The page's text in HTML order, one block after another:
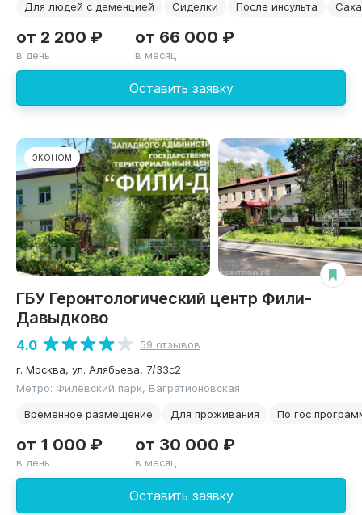
Для людей с деменцией Сиделки После инсульта
Оставить заявку
от 2 200 ₽
в день
от 66 000 ₽
в месяц
ЭКОНОМ
ГБУ Геронтологический центр Фили-
Давыдково
4.0
59 отзывов
г. Москва, ул. Алябьева, 7/33с2
Метро: Филёвский парк, Багратионовская
Временное размещение
Для проживания По гос
Оставить заявку
от 1 000 ₽
в день
от 30 000 ₽
в месяц